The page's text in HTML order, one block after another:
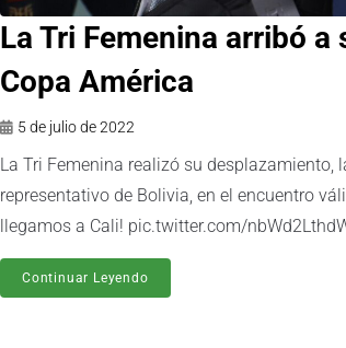
La Tri Femenina arribó
Copa América
5 de julio de 2022
La Tri Femenina realizó su desplazamiento,
representativo de Bolivia, en el encuentro
llegamos a Cali! pic.twitter.com/
Continuar Leyendo